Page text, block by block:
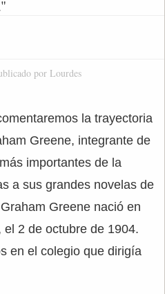
por Lourdes
la trayectoria
Greene, integrante de
importantes de la
a sus grandes novelas de
Greene nació en
2 de octubre de 1904.
en el colegio que dirigía